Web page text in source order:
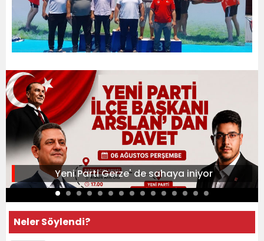
Yeni Parti Gerze' de sahaya iniyor
Neler Söylendi?